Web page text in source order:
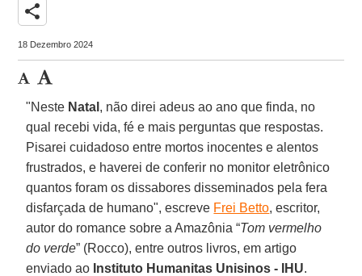
share
18 Dezembro 2024
"Neste Natal , não direi adeus ao ano que finda, no
qual recebi vida, fé e mais perguntas que respostas.
Pisarei cuidadoso entre mortos inocentes e alentos
frustrados, e haverei de conferir no monitor eletrônico
quantos foram os dissabores disseminados pela fera
disfarçada de humano", escreve Frei Betto, escritor,
autor do romance sobre a Amazônia “Tom vermelho
do verde” (Rocco), entre outros livros, em artigo
enviado ao Instituto Humanitas Unisinos - IHU.